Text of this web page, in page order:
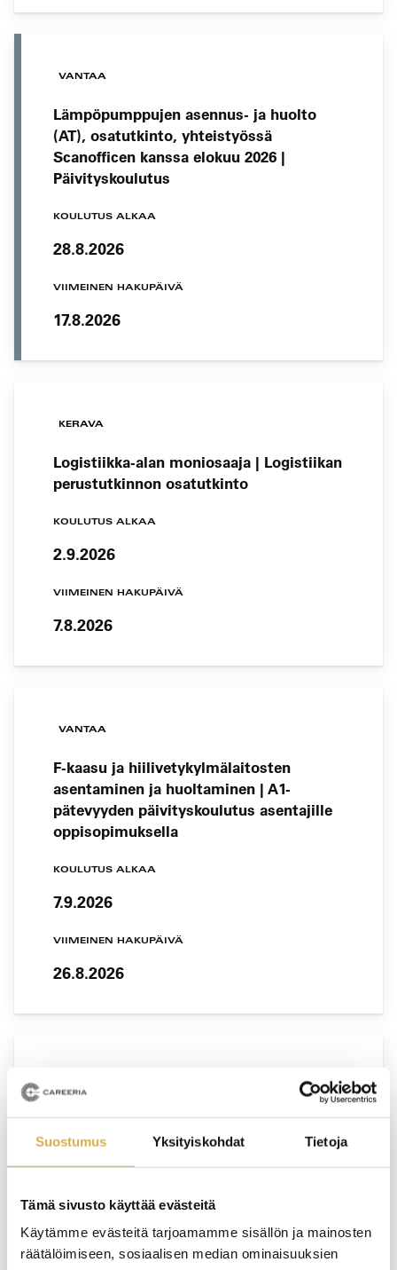
Suostumus Yksityiskohdat Tietoja
Tämä sivusto käyttää evästeitä
Käytämme evästeitä tarjoamamme sisällön ja mainosten
räätälöimiseen, sosiaalisen median ominaisuuksien
VANTAA
Lämpöpumppujen asennus- ja huolto
(AT), osatutkinto, yhteistyössä
Scanofficen kanssa elokuu 2026 |
Päivityskoulutus
KOULUTUS ALKAA
28.8.2026
VIIMEINEN HAKUPÄIVÄ
17.8.2026
KERAVA
Logistiikka-alan moniosaaja | Logistiikan
perustutkinnon osatutkinto
KOULUTUS ALKAA
2.9.2026
VIIMEINEN HAKUPÄIVÄ
7.8.2026
VANTAA
F-kaasu ja hiilivetykylmälaitosten
asentaminen ja huoltaminen | A1-
pätevyyden päivityskoulutus asentajille
oppisopimuksella
KOULUTUS ALKAA
7.9.2026
VIIMEINEN HAKUPÄIVÄ
26.8.2026
Hiilidioksidi-, F-kaasu- ja hiilivetykylmän
asentajille | A1- ja B-pätevyyden
7.9.2026